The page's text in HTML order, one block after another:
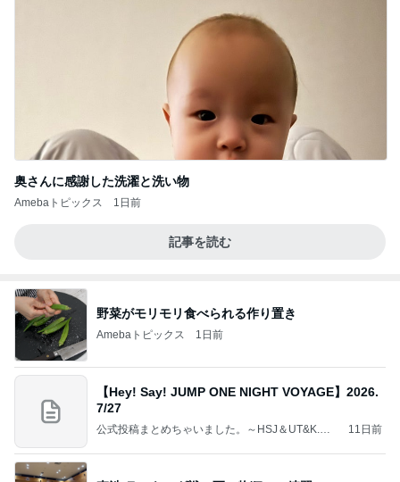
奥さんに感謝した洗濯と洗い物
Amebaトピックス 1日前
記事を読む
野菜がモリモリ食べられる作り置き
Amebaトピックス 1日前
【Hey! Say! JUMP ONE NIGHT VOYAGE】2026.
7/27
公式投稿まとめちゃいました。～HSJ＆UT&K.O.
11日前